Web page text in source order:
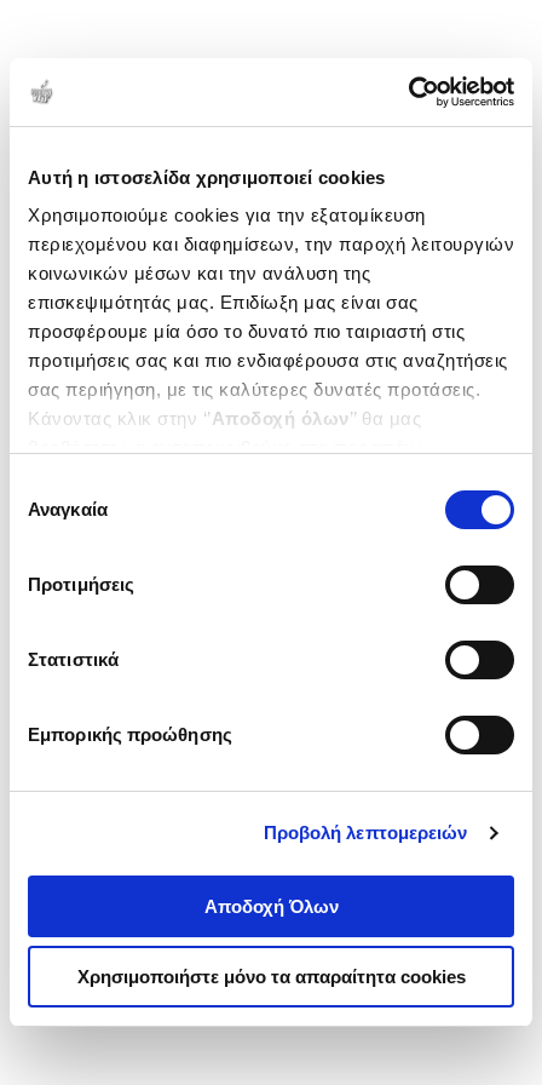
Αυτή η ιστοσελίδα χρησιμοποιεί cookies
Χρησιμοποιούμε cookies για την εξατομίκευση
περιεχομένου και διαφημίσεων, την παροχή λειτουργιών
κοινωνικών μέσων και την ανάλυση της
επισκεψιμότητάς μας. Επιδίωξη μας είναι σας
προσφέρουμε μία όσο το δυνατό πιο ταιριαστή στις
προτιμήσεις σας και πιο ενδιαφέρουσα στις αναζητήσεις
σας περιήγηση, με τις καλύτερες δυνατές προτάσεις.
Κάνοντας κλικ στην ‘’Αποδοχή όλων’’ θα μας
ενδιαφέρουν και να επιλέξετε από τα παρακάτω με την
΄΄και να ενημερωθείτε σχετικά με
συγκατάθεσης
Αναγκαία
Προτιμήσεις
Στατιστικά
Εμπορικής προώθησης
Προβολή λεπτομερειών
Αποδοχή Όλων
Χρησιμοποιήστε μόνο τα απαραίτητα cookies